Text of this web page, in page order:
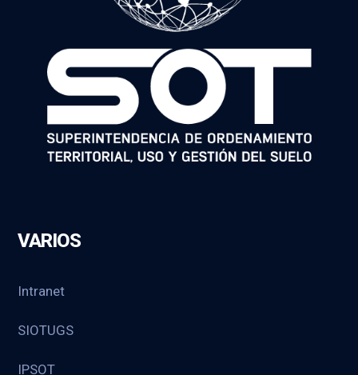
VARIOS
Intranet
SIOTUGS
IPSOT